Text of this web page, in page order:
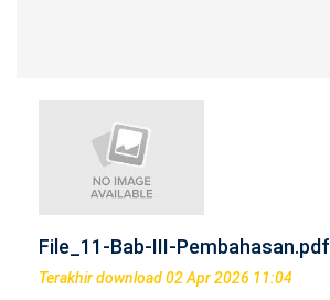
File_11-Bab-III-Pembahasan.pdf
Terakhir download 02 Apr 2026 11:04